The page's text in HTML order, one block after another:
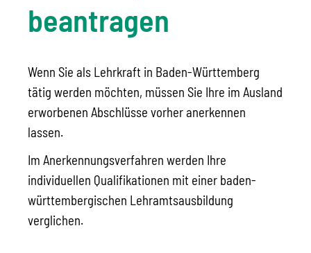
beantragen
Wenn Sie als Lehrkraft in Baden-Württemberg
tätig werden möchten, müssen Sie Ihre im Ausland
erworbenen Abschlüsse vorher anerkennen
lassen.
Im Anerkennungsverfahren werden Ihre
individuellen Qualifi­kationen mit einer baden-
württembergischen Lehramtsausbildung
verglichen.